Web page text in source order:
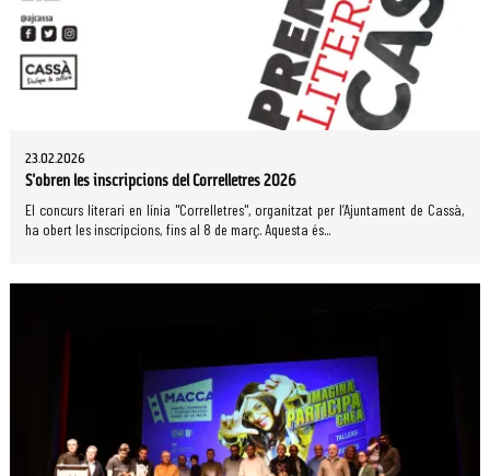
23.02.2026
S'obren les inscripcions del Correlletres 2026
El concurs literari en línia "Correlletres", organitzat per l’Ajuntament de Cassà,
ha obert les inscripcions, fins al 8 de març. Aquesta és...